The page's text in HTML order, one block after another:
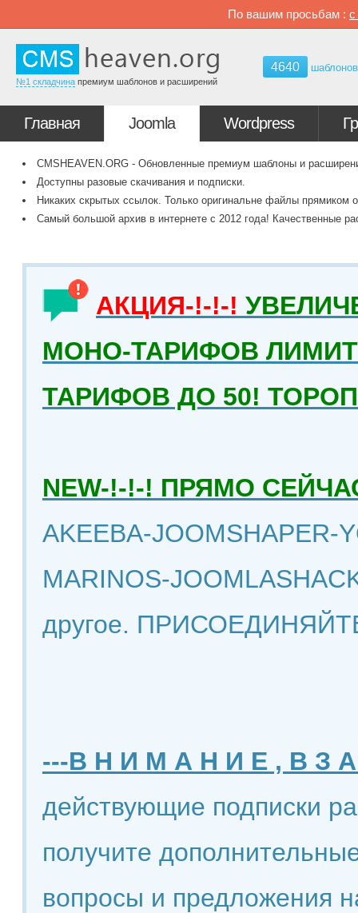
По вашим просьбам : с
№1 складчина премиум шаблонов и расширений
4640 шаблонов
Главная Joomla Wordpress
CMSHEAVEN.ORG - Обновленные премиум шаблоны и
Доступны разовые скачивания и подписки.
Никаких скрытых ссылок. Только оригинальне файлы прямиком
Самый большой архив в интернете с 2012 года! Качественные
АКЦИЯ-!-!-!
МОНО-ТАРИФОВ
ТАРИФОВ ДО 50!
NEW-!-!-! ПРЯМО
AKEEBA-JOOMSHAPER-
MARINOS-
другое.
---В Н И М А Н И Е , В З
действующие подписки
получите
вопросы и предложения